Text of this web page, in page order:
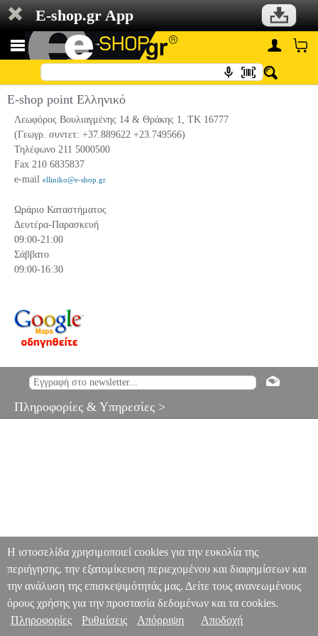
E-shop.gr App
E-shop point Ελληνικό
Λεωφόρος Βουλιαγμένης 14 & Θράκης 1, TK 16777
(Γεωγρ. συντετ: +37.889622 +23.749566)
Τηλέφωνο 211 5000500
Fax 210 6835837
e-mail elliniko@e-shop.gr
Ωράριο Καταστήματος
Δευτέρα-Παρασκευή
09:00-21:00
Σάββατο
09:00-16:30
Πληροφορίες & Υπηρεσίες >
Η ιστοσελίδα χρησιμοποιεί cookies για την ευκολία της
περιήγησης, την εξατομίκευση περιεχομένου και διαφημίσεων και
την ανάλυση της επισκεψιμότητάς μας. Δείτε τους ανανεωμένους
όρους χρήσης για την προστασία δεδομένων και τα cookies.
Πληροφορίες
Ρυθμίσεις Απόρριψη Αποδοχή